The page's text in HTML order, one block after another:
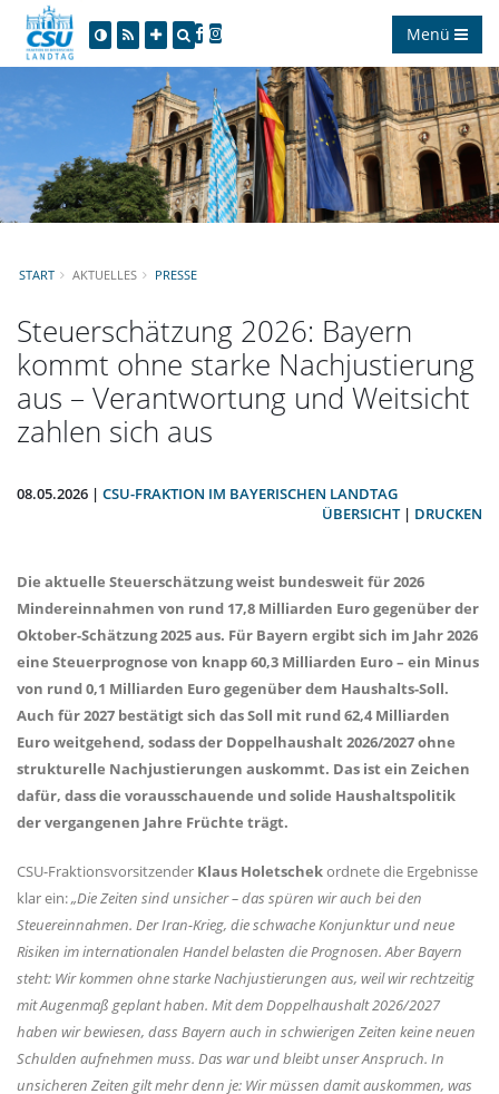
Menü
START AKTUELLES PRESSE
Steuerschätzung 2026: Bayern
kommt ohne starke Nachjustierung
aus – Verantwortung und Weitsicht
zahlen sich aus
08.05.2026 | CSU-FRAKTION IM BAYERISCHEN LANDTAG
ÜBERSICHT| DRUCKEN
Die aktuelle Steuerschätzung weist bundesweit für 2026
Mindereinnahmen von rund 17,8 Milliarden Euro gegenüber der
Oktober-Schätzung 2025 aus. Für Bayern ergibt sich im Jahr 2026
eine Steuerprognose von knapp 60,3 Milliarden Euro – ein Minus
von rund 0,1 Milliarden Euro gegenüber dem Haushalts-Soll.
Auch für 2027 bestätigt sich das Soll mit rund 62,4 Milliarden
Euro weitgehend, sodass der Doppelhaushalt 2026/2027 ohne
strukturelle Nachjustierungen auskommt. Das ist ein Zeichen
dafür, dass die vorausschauende und solide Haushaltspolitik
der vergangenen Jahre Früchte trägt.
CSU-Fraktionsvorsitzender Klaus Holetschekordnete die Ergebnisse
klar ein:Die Zeiten sind unsicher – das spüren wir auch bei den
Steuereinnahmen. Der Iran-Krieg, die schwache Konjunktur und neue
Risiken im internationalen Handel belasten die Prognosen. Aber Bayern
steht: Wir kommen ohne starke Nachjustierungen aus, weil wir rechtzeitig
mit Augenmaß geplant haben. Mit dem Doppelhaushalt 2026/2027
haben wir bewiesen, dass Bayern auch in schwierigen Zeiten keine neuen
Schulden aufnehmen muss. Das war und bleibt unser Anspruch. In
unsicheren Zeiten gilt mehr denn je: Wir müssen damit auskommen, was